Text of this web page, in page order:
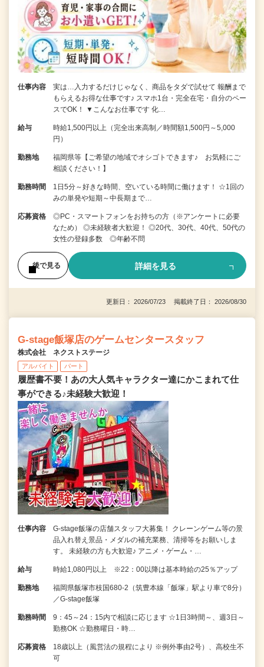
仕事内容
実は…入力するだけじゃなく、商品をタダで試せて 報酬まで
もらえるお得な仕事です♪ スマホ1台・完全在宅・自分のペー
スでOK！ ▼こんなお仕事です 化…
給与
時給1,500円以上（完全出来高制／時間額1,500円～5,000
円）
勤務地
福岡県等【ご希望の地域でオシゴトできます♪ お気軽にご
相談ください！】
勤務時間
1日5分～好きな時間、空いている時間に働けます！ ☆1回の
みの単発や短期～中長期まで…
応募資格
◎PC・スマートフォンをお持ちの方（※アンケートに必要
なため） ◎未経験者大歓迎！ ◎20代、30代、40代、50代の
女性の登録多数 ◎年齢不問
後で見る 詳細を見る
更新日： 2026/07/23 掲載終了日： 2026/08/30
G-stage飯塚店のゲームセンタースタッフ
株式会社 ネクストステージ
アルバイト パート
履歴書不要！あの大人気キャラクター達にかこまれて仕
事ができる♪未経験大歓迎！
仕事内容
G-stage飯塚の店舗スタッフ大募集！ クレーンゲーム等の景
品入れ替え景品・メダルの補充業務、清掃等をお願いしま
す。 未経験の方も大歓迎♪ アニメ・ゲーム・…
給与 時給1,080円以上 ※22：00以降は基本時給の25％アップ
勤務地
福岡県飯塚市枝国680-2（筑豊本線「飯塚」駅より車で8分）
／G-stage飯塚
勤務時間
9：45～24：15内で相談に応じます ☆1日3時間～、週3日～
勤務OK ☆勤務曜日・時…
応募資格
18歳以上（風営法の規程により ※例外事由2号）、高校生不
可